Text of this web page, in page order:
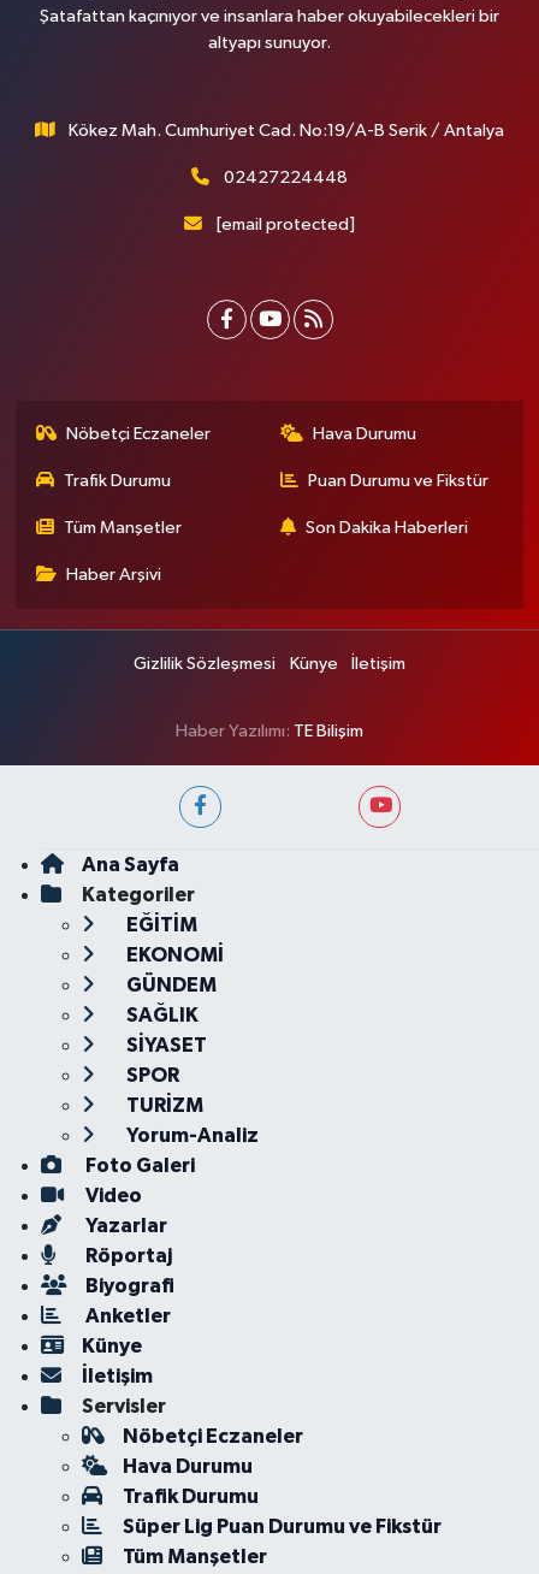
Şatafattan kaçınıyor ve insanlara haber okuyabilecekleri bir
altyapı sunuyor.
Kökez Mah. Cumhuriyet Cad. No:19/A-B Serik / Antalya
02427224448
[email protected]
Nöbetçi Eczaneler Hava Durumu
Trafik Durumu Puan Durumu ve Fikstür
Tüm Manşetler Son Dakika Haberleri
Haber Arşivi
Gizlilik Sözleşmesi Künye İletişim
Haber Yazılımı: TE Bilişim
Ana Sayfa
Kategoriler
EĞİTİM
EKONOMİ
GÜNDEM
SAĞLIK
SİYASET
SPOR
TURİZM
Yorum-Analiz
Foto Galeri
Video
Yazarlar
Röportaj
Biyografi
Anketler
Künye
İletişim
Servisler
Nöbetçi Eczaneler
Hava Durumu
Trafik Durumu
Süper Lig Puan Durumu ve Fikstür
Tüm Manşetler